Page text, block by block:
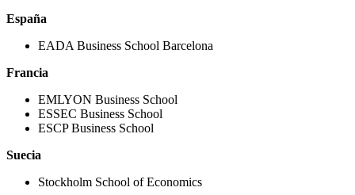
España
EADA Business School Barcelona
Francia
EMLYON Business School
ESSEC Business School
ESCP Business School
Suecia
Stockholm School of Economics